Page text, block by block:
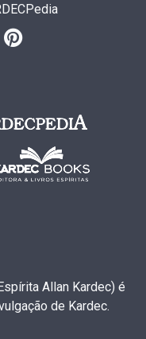
Allan Kardec) é
de Kardec.